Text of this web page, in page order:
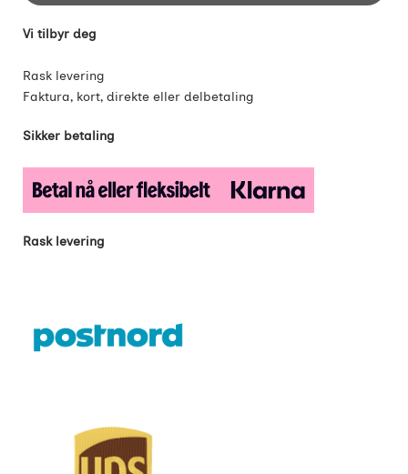
Vi tilbyr deg
Rask levering
Faktura, kort, direkte eller delbetaling
Sikker betaling
Rask levering